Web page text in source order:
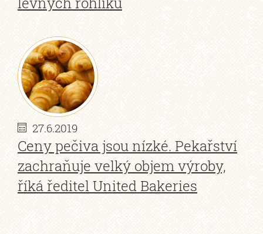
27.6.2019
Ceny pečiva jsou nízké. Pekařství
zachraňuje velký objem výroby,
říká ředitel United Bakeries